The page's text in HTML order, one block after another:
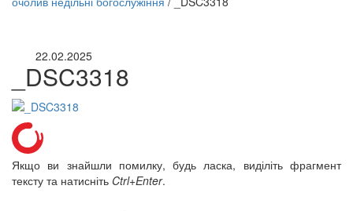
трансляції
22.02.2025
_DSC3318
Якщо ви знайшли помилку, будь ласка, виділіть фрагмент
тексту та натисніть Ctrl+Enter.